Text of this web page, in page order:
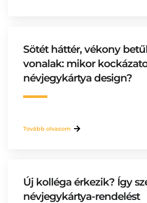
Sötét háttér, vékony
vonalak: mikor
névjegykártya design?
Tovább olvasom
Új kolléga érkezik? Így
névjegykártya-rendelést